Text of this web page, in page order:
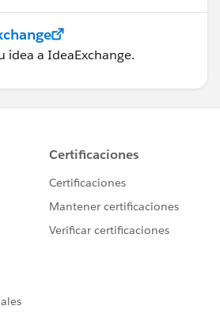
idea a IdeaExchange.